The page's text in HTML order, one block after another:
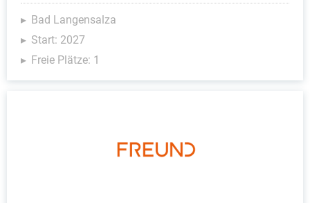
Bad Langensalza
Start: 2027
Freie Plätze: 1